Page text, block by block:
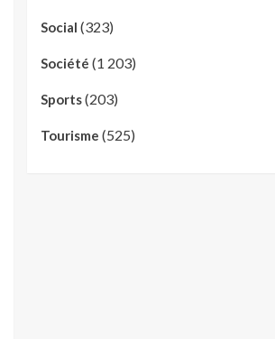
Social (323)
Société (1 203)
Sports(203)
Tourisme (525)